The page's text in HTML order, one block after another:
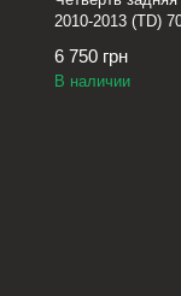
2010-2013 (TD)
6 750 грн
В наличии